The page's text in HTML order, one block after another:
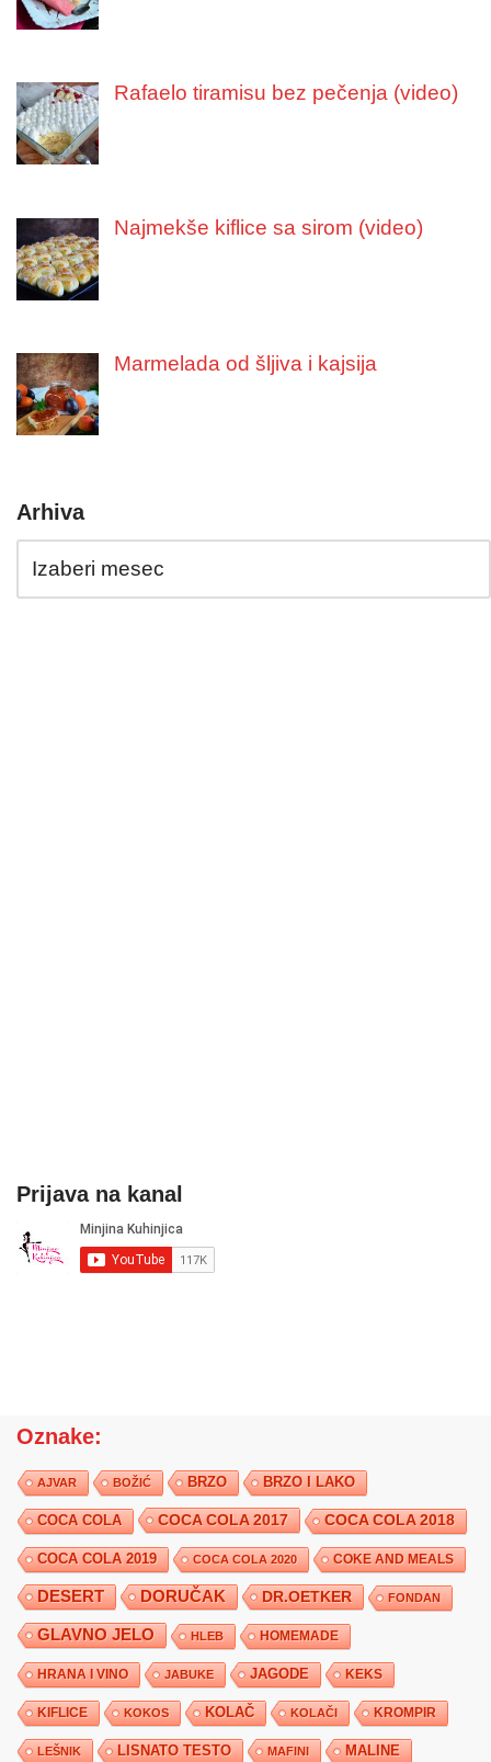
Rafaelo tiramisu bez pečenja (video)
Najmekše kiflice sa sirom (video)
Marmelada od šljiva i kajsija
Arhiva
Prijava na kanal
Oznake:
AJVAR BOŽIĆ BRZO BRZO I LAKO
COCA COLA COCA COLA 2017 COCA COLA 2018
COCA COLA 2019 COCA COLA 2020 COKE AND MEALS
DESERT DORUČAK DR.OETKER FONDAN
GLAVNO JELO HLEB HOMEMADE
HRANA I VINO JABUKE JAGODE KEKS
KIFLICE KOKOS KOLAČ KOLAČI KROMPIR
LEŠNIK LISNATO TESTO MAFINI MALINE